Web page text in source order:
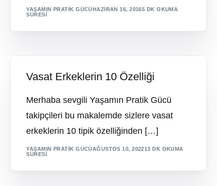
YAŞAMIN PRATIK GÜCÜHAZIRAN 16, 20165 DK OKUMA
SÜRESI
Vasat Erkeklerin 10 Özelliği
Merhaba sevgili Yaşamın Pratik Gücü
takipçileri bu makalemde sizlere vasat
erkeklerin 10 tipik özelliğinden […]
YAŞAMIN PRATIK GÜCÜAĞUSTOS 10, 202213 DK OKUMA
SÜRESI